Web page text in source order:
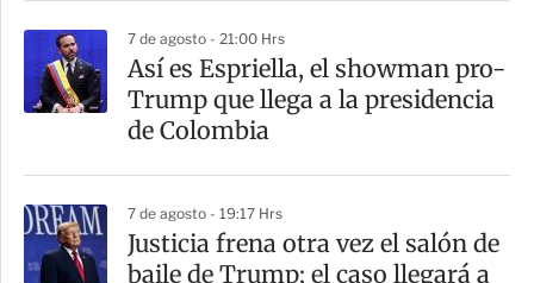
7 de agosto - 21:00 Hrs
Así es Espriella, el showman pro-
Trump que llega a la presidencia
de Colombia
7 de agosto - 19:17 Hrs
Justicia frena otra vez el salón de
baile de Trump; el caso llegará a